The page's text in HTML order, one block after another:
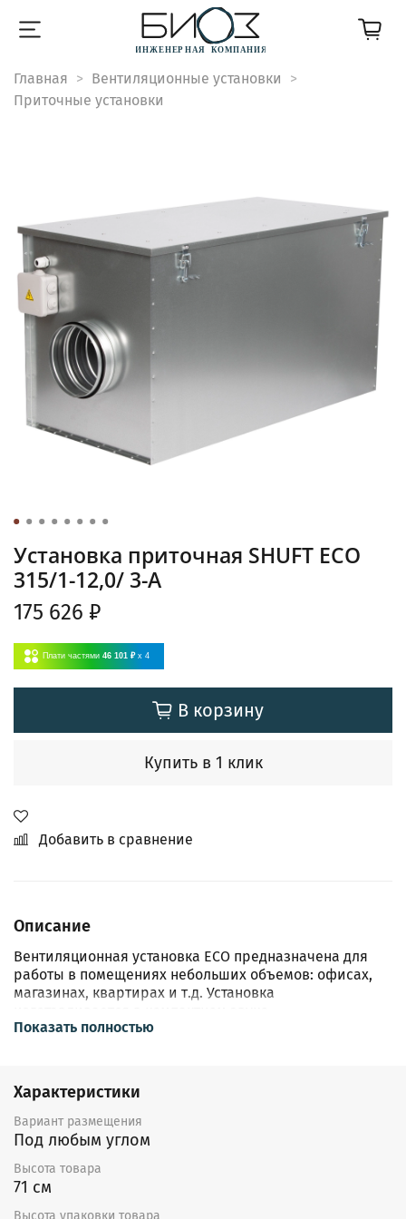
Главная
Вентиляционные установки
Приточные установки
Установка приточная SHUFT ECO
315/1-12,0/ 3-A
175 626 ₽
Плати частями 46 101 ₽ x 4
В корзину
Купить в 1 клик
Добавить в сравнение
Описание
Вентиляционная установка ECO предназначена для
работы в помещениях небольших объемов: офисах,
магазинах, квартирах и т.д. Установка
теплоизолированном (толщина изоляции
в обслуживаемом помещении за подвесным потолком.
Конструкция
Приточная установка оснащена фильтром класса EU5,
электрическим нагревателем с ТЭНами
из нержавеющей стали и вентилятором. Вентилятор
Показать полностью
Характеристики
Вариант размещения
Под любым углом
Высота товара
71 см
Высота упаковки товара